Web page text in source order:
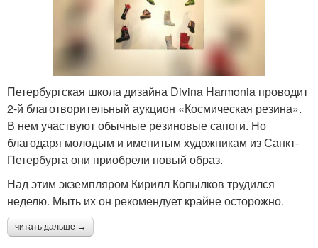
Петербургская школа дизайна Divina Harmonia проводит
2-й благотворительный аукцион «Космическая резина».
В нем участвуют обычные резиновые сапоги. Но
благодаря молодым и именитым художникам из Санкт-
Петербурга они приобрели новый образ.
Над этим экземпляром Кирилл Копылков трудился
неделю. Мыть их он рекомендует крайне осторожно.
читать дальше →